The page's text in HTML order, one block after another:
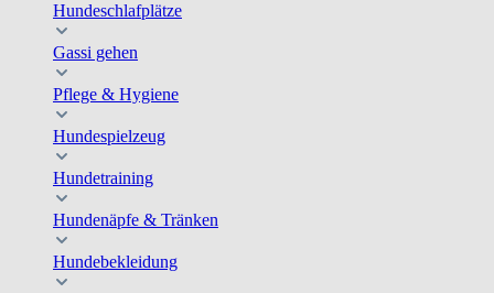
Hundeschlafplätze
Gassi gehen
Pflege & Hygiene
Hundespielzeug
Hundetraining
Hundenäpfe & Tränken
Hundebekleidung